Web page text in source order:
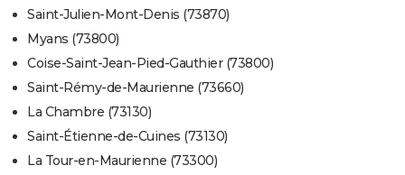
Saint-Julien-Mont-Denis (73870)
Myans (73800)
Coise-Saint-Jean-Pied-Gauthier (73800)
Saint-Rémy-de-Maurienne (73660)
La Chambre (73130)
Saint-Étienne-de-Cuines (73130)
La Tour-en-Maurienne (73300)